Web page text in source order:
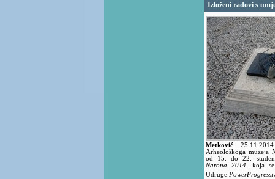
Izloženi radovi s
Metković
Arheološkoga muzeja
od 15. do 22.
Narona 2014.
koja
Udruge